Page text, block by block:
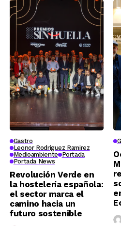
Gastro
Leonor Rodriguez Ramirez
Medioambiente Portada
Portada News
Revolución Verde en
la hostelería española:
el sector marca el
camino hacia un
futuro sostenible